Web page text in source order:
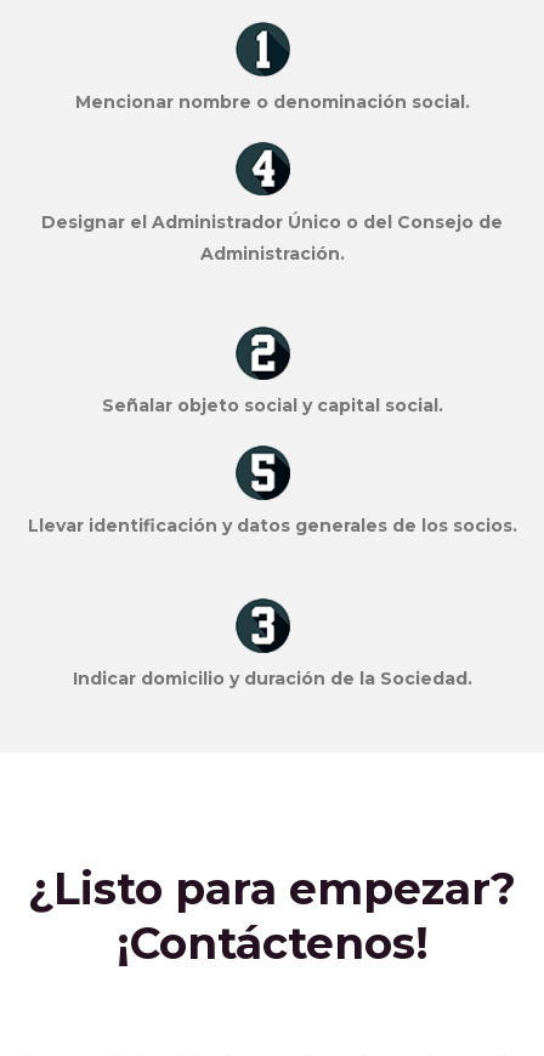
Mencionar nombre o denominación social.
Designar el Administrador Único o del Consejo de
Administración.
Señalar objeto social y capital social.
Llevar identificación y datos generales de los socios.
Indicar domicilio y duración de la Sociedad.
¿Listo para empezar?
¡Contáctenos!